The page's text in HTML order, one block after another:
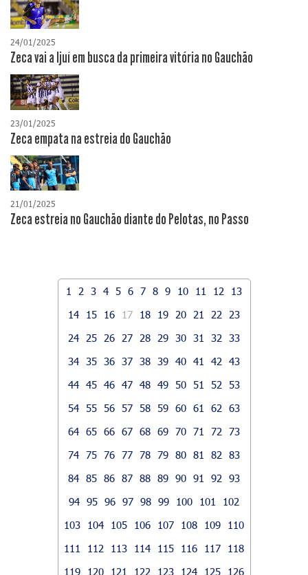
24/01/2025
Zeca vai a Ijuí em busca da primeira vitória no Gauchão
23/01/2025
Zeca empata na estreia do Gauchão
21/01/2025
Zeca estreia no Gauchão diante do Pelotas, no Passo
1 2 3 4 5 6 7 8 9 10 11 12
13
14
15 16 17 18 19 20 21 22
23
24
25 26 27 28 29 30 31 32
33
34 35 36 37 38 39 40 41 42
43
44 45 46 47 48 49 50 51 52
53
54 55 56 57 58 59 60 61 62
63
64 65 66 67 68 69 70 71 72
73
74 75 76 77 78 79 80 81 82
83
84 85 86 87 88 89 90 91 92
93
94 95 96 97 98 99 100 101
102
103
104 105 106 107 108 109
110
111
112 113 114 115 116 117
118
119
120 121 122 123 124 125
126